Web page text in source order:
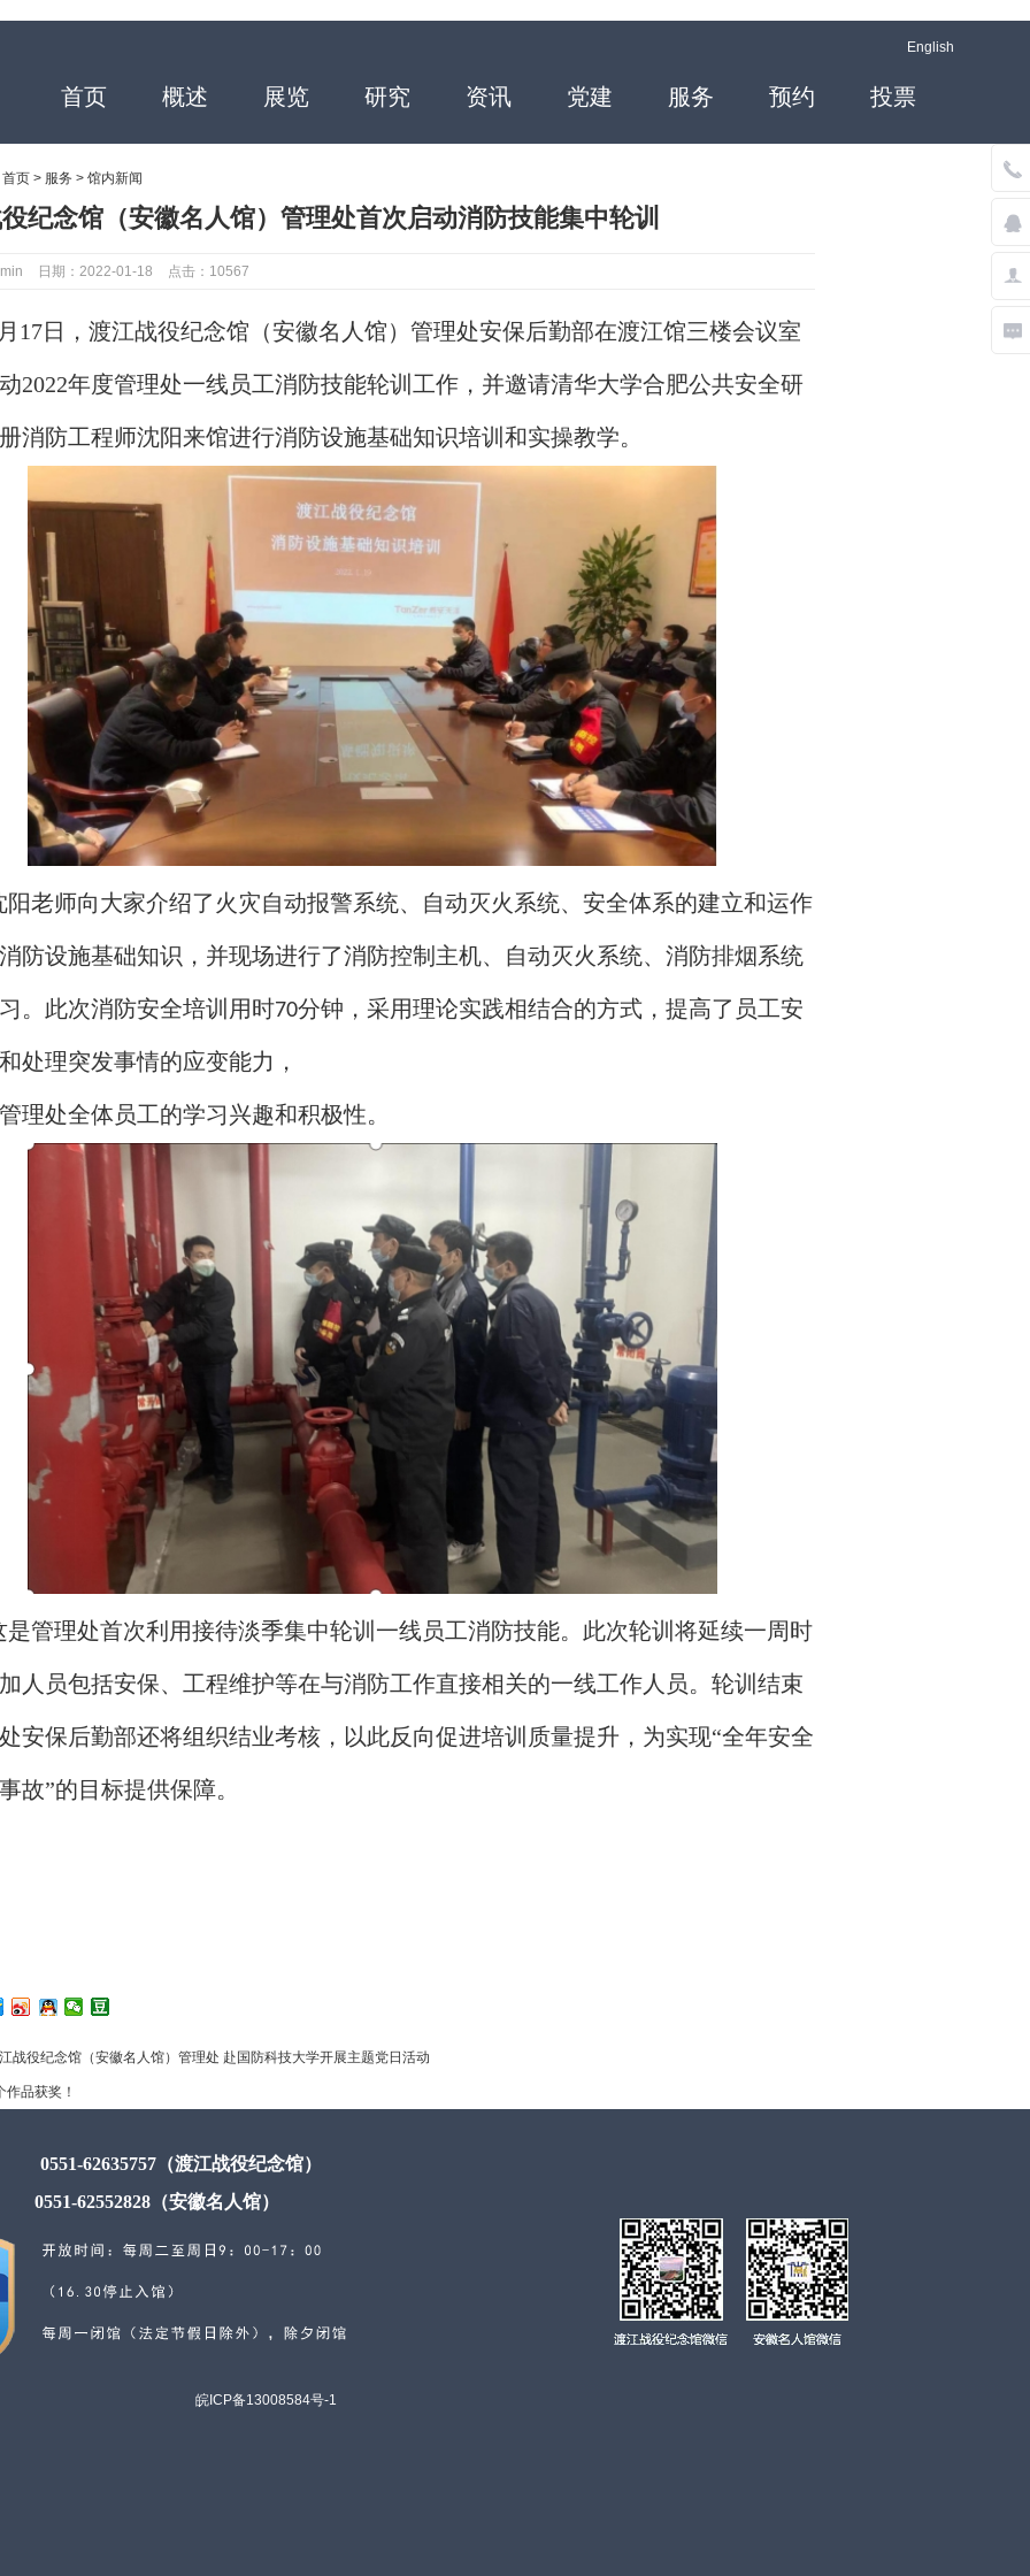
English
首页 概述 展览 研究 资讯 党建 服务 预约 投票
首页 > 服务 > 馆内新闻
纪念馆（安徽名人馆）管理处首次启动消防技能集中轮训
日期：2022-01-18 点击：10567
17日，渡江战役纪念馆（安徽名人馆）管理处安保后勤部在渡江馆三楼会议室
2022年度管理处一线员工消防技能轮训工作，并邀请清华大学合肥公共安全研
消防工程师沈阳来馆进行消防设施基础知识培训和实操教学。
阳老师向大家介绍了火灾自动报警系统、自动灭火系统、安全体系的建立和运作
防设施基础知识，并现场进行了消防控制主机、自动灭火系统、消防排烟系统
。此次消防安全培训用时70分钟，采用理论实践相结合的方式，提高了员工安
处理突发事情的应变能力，
理处全体员工的学习兴趣和积极性。
是管理处首次利用接待淡季集中轮训一线员工消防技能。此次轮训将延续一周时
人员包括安保、工程维护等在与消防工作直接相关的一线工作人员。轮训结束
安保后勤部还将组织结业考核，以此反向促进培训质量提升，为实现“全年安全
故”的目标提供保障。
战役纪念馆（安徽名人馆）管理处 赴国防科技大学开展主题党日活动
作品获奖！
0551-62635757（渡江战役纪念馆）
62552828（安徽名人馆）
皖ICP备13008584号-1